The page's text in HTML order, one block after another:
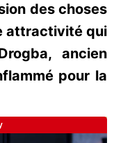
des choses
attractivité qui
ancien
pour la